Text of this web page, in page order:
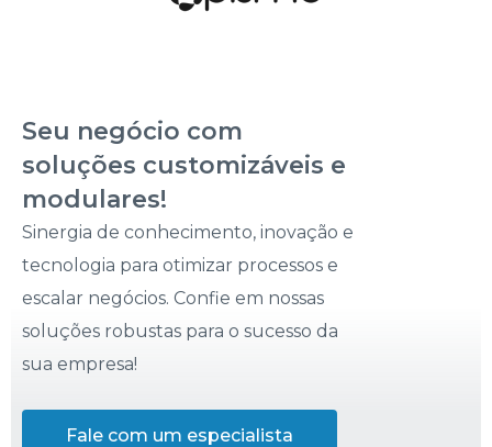
Seu negócio com
soluções customizáveis e
modulares!
Sinergia de conhecimento, inovação e
tecnologia para otimizar processos e
escalar negócios. Confie em nossas
soluções robustas para o sucesso da
sua empresa!
Fale com um especialista